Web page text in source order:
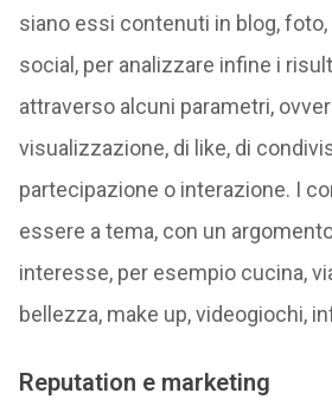
siano essi contenuti in blog,
social, per analizzare infine i
attraverso alcuni parametri,
visualizzazione, di like, di
partecipazione o interazione. I
essere a tema, con un
interesse, per esempio cucina,
bellezza, make up, videogiochi,
Reputation e marketing